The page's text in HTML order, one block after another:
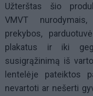
Užterštas šio
VMVT
prekybos,
plakatus ir iki
susigrąžinimą iš
lentelėje pateiktos
nevartoti ar nešerti